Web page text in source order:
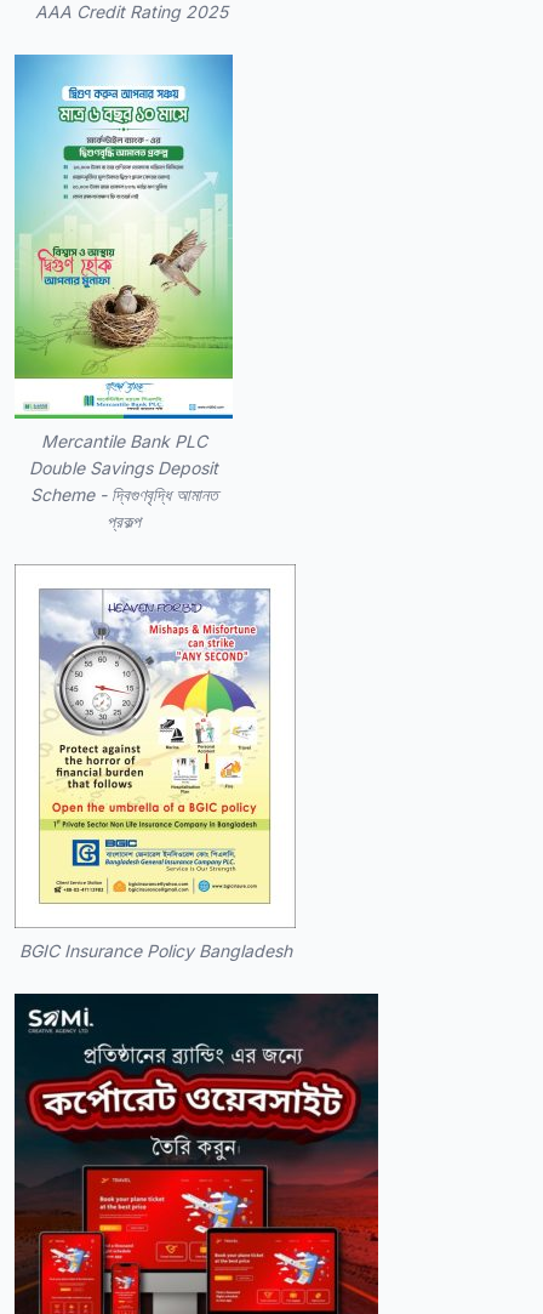
AAA Credit Rating 2025
Mercantile Bank PLC
Double Savings Deposit
Scheme - দ্বিগুণবৃদ্ধি আমানত
প্রকল্প
BGIC Insurance Policy Bangladesh